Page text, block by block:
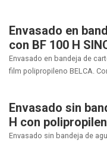
Envasado en
con BF 100 H
Envasado en bandeja de
film polipropileno BELCA.
Envasado sin
H con
Envasado sin bandeja de